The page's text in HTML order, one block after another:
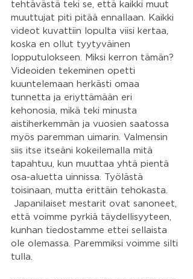
tehtävästä teki se, että kaikki muut
muuttujat piti pitää ennallaan. Kaikki
videot kuvattiin lopulta viisi kertaa,
koska en ollut tyytyväinen
lopputulokseen. Miksi kerron tämän?
Videoiden tekeminen opetti
kuuntelemaan herkästi omaa
tunnetta ja eriyttämään eri
kehonosia, mikä teki minusta
aistiherkemmän ja vuosien saatossa
myös paremman uimarin. Valmensin
siis itse itseäni kokeilemalla mitä
tapahtuu, kun muuttaa yhtä pientä
osa-aluetta uinnissa. Työlästä
toisinaan, mutta erittäin tehokasta.
Japanilaiset mestarit ovat sanoneet,
että voimme pyrkiä täydellisyyteen,
kunhan tiedostamme ettei sellaista
ole olemassa. Paremmiksi voimme silti
tulla.